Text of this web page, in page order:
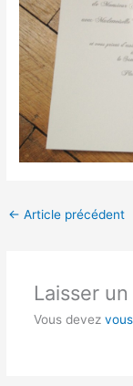
← Article précédent
Laisser
Vous devez